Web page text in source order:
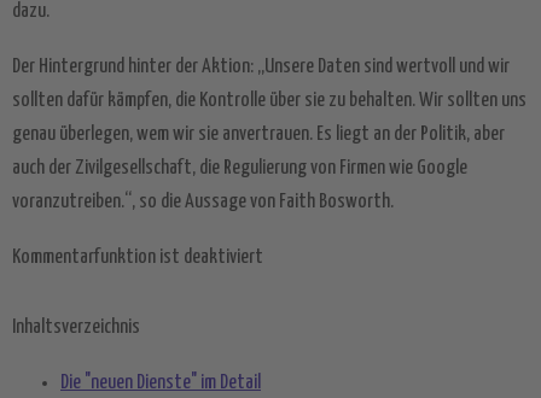
dazu.
Der Hintergrund hinter der Aktion: „Unsere Daten sind wertvoll und wir
sollten dafür kämpfen, die Kontrolle über sie zu behalten. Wir sollten uns
genau überlegen, wem wir sie anvertrauen. Es liegt an der Politik, aber
auch der Zivilgesellschaft, die Regulierung von Firmen wie Google
voranzutreiben.“, so die Aussage von Faith Bosworth.
Kommentarfunktion ist deaktiviert
Inhaltsverzeichnis
Die "neuen Dienste" im Detail